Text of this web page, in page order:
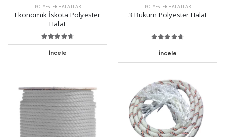
POLYESTER HALATLAR
Ekonomik İskota Polyester
Halat
İncele
POLYESTER HALATLAR
3 Büküm Polyester Halat
İncele